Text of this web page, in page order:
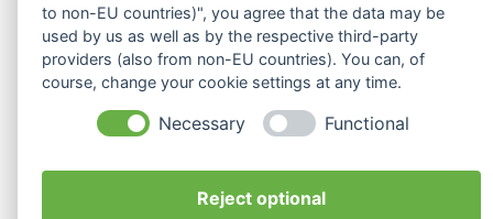
Zeitfenster zu wählen, in denen jeder Teilnehmer
einmal bevorzugt wird, aber auch mal in den sauren
Apfel beißen muss und zu einer Un-Zeit am Online-
Meeting teilnimmt. Ein zeitliches No-Go bleiben für
to non-EU countries)", you agree that the data may be
used by us as well as by the respective third-party
providers (also from non-EU countries). You can, of
course, change your cookie settings at any time.
Necessary Functional
Reject optional